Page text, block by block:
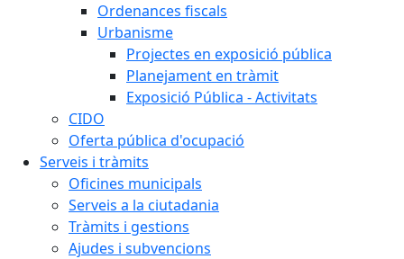
Ordenances fiscals
Urbanisme
Projectes en exposició pública
Planejament en tràmit
Exposició Pública - Activitats
CIDO
Oferta pública d'ocupació
Serveis i tràmits
Oficines municipals
Serveis a la ciutadania
Tràmits i gestions
Ajudes i subvencions